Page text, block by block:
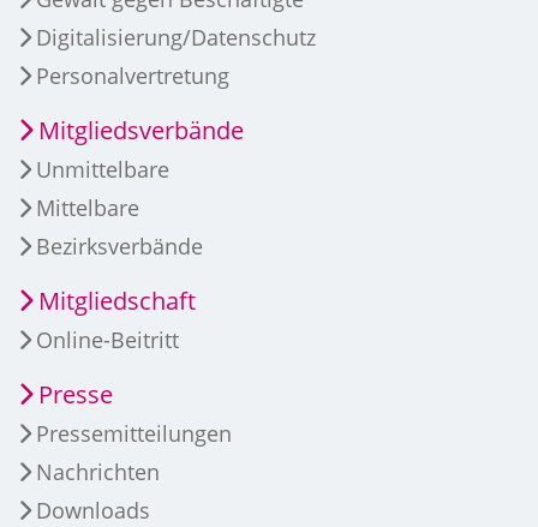
Digitalisierung/Datenschutz
Personalvertretung
Mitgliedsverbände
Unmittelbare
Mittelbare
Bezirksverbände
Mitgliedschaft
Online-Beitritt
Presse
Pressemitteilungen
Nachrichten
Downloads